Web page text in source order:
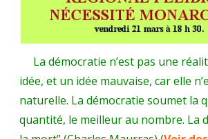
La démocratie n’est pas une
idée, et un idée mauvaise, car elle
naturelle. La démocratie soumet la
quantité, le meilleur au nombre. La